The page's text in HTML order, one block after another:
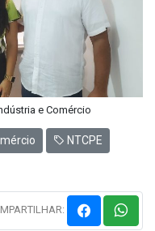
e Comércio
NTCPE